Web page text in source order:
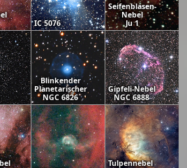
IC 5076
Seifenblasen-
Nebel
Ju 1
Blinkender
Planetarischer
NGC 6826
Gipfeli-Nebel
NGC 6888
Tulpennebel